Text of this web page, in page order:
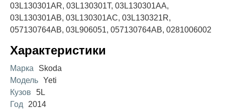
03L130301AR, 03L130301T, 03L130301AA,
03L130301AB, 03L130301AC, 03L130321R,
057130764AB, 03L906051, 057130764AB, 0281006002
Характеристики
Марка
Skoda
Модель Yeti
Кузов
5L
Год
2014